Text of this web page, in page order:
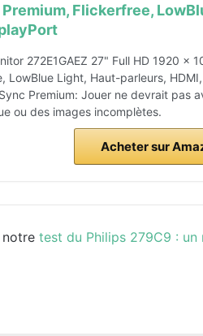
Flickerfree,
272E1GAEZ 27" Full HD 1920 x
LowBlue Light, Haut-parleurs,
Premium: Jouer ne devrait pas
ou des images incomplètes.
Acheter sur
notre test du Philips 279C9 :